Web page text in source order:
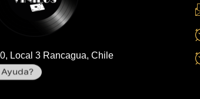
Local 3 Rancagua, Chile